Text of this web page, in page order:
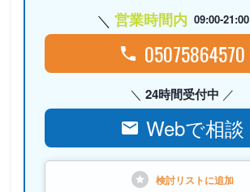
営業時間内 09:00-21:00
05075864570
24時間受付中
Webで相談
検討リストに追加